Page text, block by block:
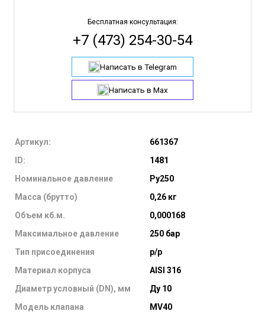
Артикул:
661367
ID:
1481
Номинальное давление
Ру250
Масса (брутто)
0,26 кг
Объем кб.м.
0,000168
Максимальное давление
250 бар
Тип присоединения
р/р
Материал корпуса
AISI 316
Диаметр условный (DN), мм
Ду 10
Модель клапана
MV40
Бесплатная консультация:
+7 (473) 254-30-54
Написать в Telegram
Написать в Max